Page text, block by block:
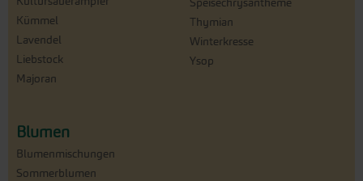
Kümmel
Lavendel
Liebstock
Majoran
Speisechrysantheme
Thymian
Winterkresse
Ysop
Blumen
Blumenmischungen
Sommerblumen